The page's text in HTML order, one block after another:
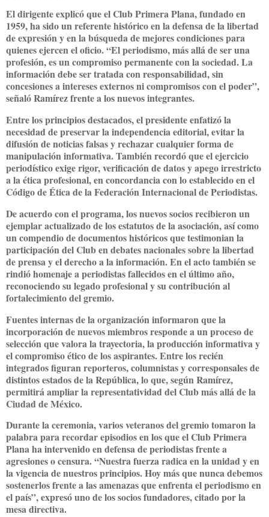
El dirigente explicó que el Club Primera Plana, fundado en
1959, ha sido un referente histórico en la defensa de la libertad
de expresión y en la búsqueda de mejores condiciones para
quienes ejercen el oficio. “El periodismo, más allá de ser una
profesión, es un compromiso permanente con la sociedad. La
información debe ser tratada con responsabilidad, sin
concesiones a intereses externos ni compromisos con el poder”,
señaló Ramírez frente a los nuevos integrantes.
Entre los principios destacados, el presidente enfatizó la
necesidad de preservar la independencia editorial, evitar la
difusión de noticias falsas y rechazar cualquier forma de
manipulación informativa. También recordó que el ejercicio
periodístico exige rigor, verificación de datos y apego irrestricto
a la ética profesional, en concordancia con lo establecido en el
Código de Ética de la Federación Internacional de Periodistas.
De acuerdo con el programa, los nuevos socios recibieron un
ejemplar actualizado de los estatutos de la asociación, así como
un compendio de documentos históricos que testimonian la
participación del Club en debates nacionales sobre la libertad
de prensa y el derecho a la información. En el acto también se
rindió homenaje a periodistas fallecidos en el último año,
reconociendo su legado profesional y su contribución al
fortalecimiento del gremio.
Fuentes internas de la organización informaron que la
incorporación de nuevos miembros responde a un proceso de
selección que valora la trayectoria, la producción informativa y
el compromiso ético de los aspirantes. Entre los recién
integrados figuran reporteros, columnistas y corresponsales de
distintos estados de la República, lo que, según Ramírez,
permitirá ampliar la representatividad del Club más allá de la
Ciudad de México.
Durante la ceremonia, varios veteranos del gremio tomaron la
palabra para recordar episodios en los que el Club Primera
Plana ha intervenido en defensa de periodistas frente a
agresiones o censura. “Nuestra fuerza radica en la unidad y en
la vigencia de nuestros principios. Hoy más que nunca debemos
sostenerlos frente a las amenazas que enfrenta el periodismo en
el país”, expresó uno de los socios fundadores, citado por la
mesa directiva.